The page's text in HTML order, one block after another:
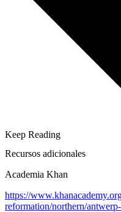
Keep Reading
Recursos adicionales
Academia Khan
https://
reformation/northern/